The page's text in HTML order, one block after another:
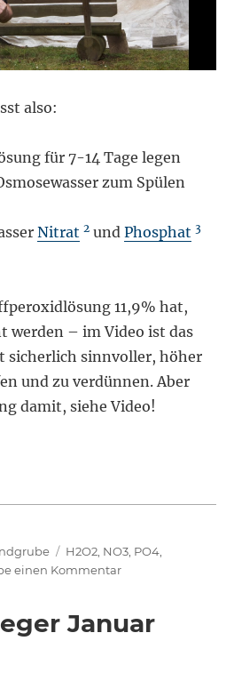
also:
für 7-14 Tage legen
zum Spülen
Nitrat 2 undPhosphat 3
11,9% hat,
werden – im Video ist das
sicherlich sinnvoller, höher
und zu verdünnen. Aber
damit, siehe Video!
Schlagwörter
H2O2 NO3 PO4
einen Kommentarzu
mit
Januar